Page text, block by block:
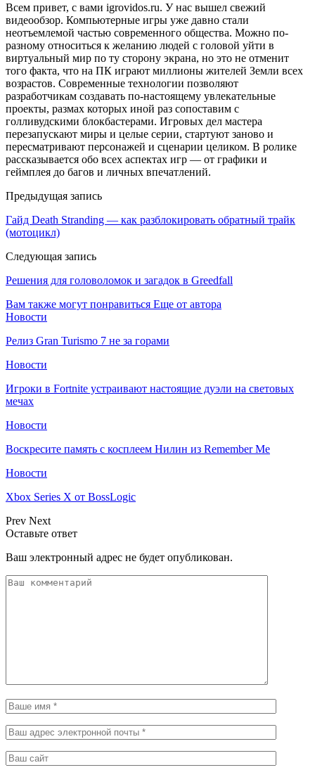
Всем привет, с вами igrovidos.ru. У нас вышел свежий
видеообзор. Компьютерные игры уже давно стали
неотъемлемой частью современного общества. Можно по-
разному относиться к желанию людей с головой уйти в
виртуальный мир по ту сторону экрана, но это не отменит
того факта, что на ПК играют миллионы жителей Земли всех
возрастов. Современные технологии позволяют
разработчикам создавать по-настоящему увлекательные
проекты, размах которых иной раз сопоставим с
голливудскими блокбастерами. Игровых дел мастера
перезапускают миры и целые серии, стартуют заново и
пересматривают персонажей и сценарии целиком. В ролике
рассказывается обо всех аспектах игр — от графики и
геймплея до багов и личных впечатлений.
Предыдущая запись
Гайд Death Stranding — как разблокировать обратный трайк
(мотоцикл)
Следующая запись
Решения для головоломок и загадок в Greedfall
Вам также могут понравиться Еще от автора
Новости
Релиз Gran Turismo 7 не за горами
Новости
Игроки в Fortnite устраивают настоящие дуэли на световых
мечах
Новости
Воскресите память с косплеем Нилин из Remember Me
Новости
Xbox Series X от BossLogic
Prev Next
Оставьте ответ
Ваш электронный адрес не будет опубликован.